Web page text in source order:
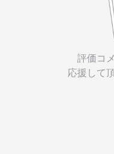
評価コ
応援して